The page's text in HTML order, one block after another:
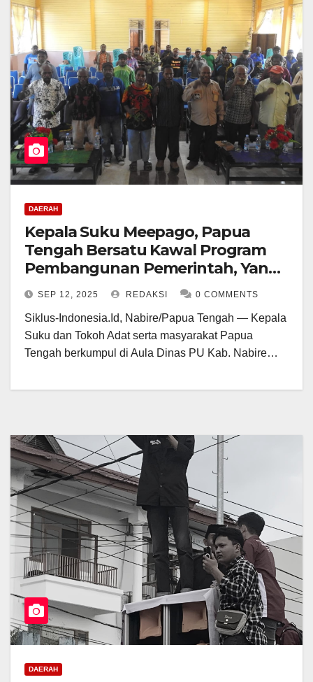
DAERAH
Kepala Suku Meepago, Papua
Tengah Bersatu Kawal Program
Pembangunan Pemerintah, Yang
Damai, Aman, Sejahtera
SEP 12, 2025 REDAKSI 0 COMMENTS
Siklus-Indonesia.Id, Nabire/Papua Tengah — Kepala
Suku dan Tokoh Adat serta masyarakat Papua
Tengah berkumpul di Aula Dinas PU Kab. Nabire…
DAERAH